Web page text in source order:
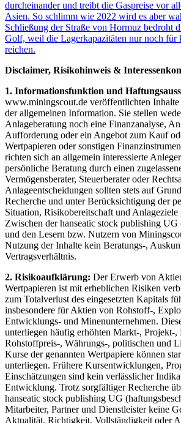
durcheinander und treibt die Gaspreise vor
Asien. So schlimm wie 2022 wird es aber
Schließung der Straße von Hormuz bedroht
Golf, weil die Lagerkapazitäten nur noch für
reichen.
Disclaimer, Risikohinweis &
1. Informationsfunktion und
www.miningscout.de veröffentlichten Inhalte
der allgemeinen Information. Sie stellen
Anlageberatung noch eine Finanzanalyse,
Aufforderung oder ein Angebot zum Kauf
Wertpapieren oder sonstigen
richten sich an allgemein interessierte
persönliche Beratung durch einen
Vermögensberater, Steuerberater oder
Anlageentscheidungen sollten stets auf
Recherche und unter Berücksichtigung der
Situation, Risikobereitschaft und
Zwischen der hanseatic stock publishing UG
und den Lesern bzw. Nutzern von
Nutzung der Inhalte kein Beratungs-,
Vertragsverhältnis.
2. Risikoaufklärung: Der Erwerb von
Wertpapieren ist mit erheblichen Risiken
zum Totalverlust des eingesetzten Kapitals
insbesondere für Aktien von Rohstoff-,
Entwicklungs- und Minenunternehmen.
unterliegen häufig erhöhten Markt-, Projekt-,
Rohstoffpreis-, Währungs-, politischen und
Kurse der genannten Wertpapiere können
unterliegen. Frühere Kursentwicklungen,
Einschätzungen sind kein verlässlicher
Entwicklung. Trotz sorgfältiger Recherche
hanseatic stock publishing UG
Mitarbeiter, Partner und Dienstleister keine
Aktualität, Richtigkeit, Vollständigkeit oder